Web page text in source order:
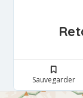
Sauvegarder